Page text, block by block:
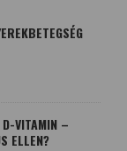
D-VITAMIN –
ELLEN?